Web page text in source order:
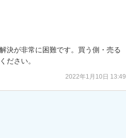
決が非常に困難です。買う側・売る
ださい。
2022年1月10日 13:49